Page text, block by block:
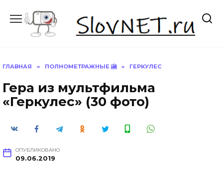
содержанию
ГЛАВНАЯ » ПОЛНОМЕТРАЖНЫЕ 🎦 » ГЕРКУЛЕС
Гера из мультфильма
«Геркулес» (30 фото)
ОПУБЛИКОВАНО
09.06.2019